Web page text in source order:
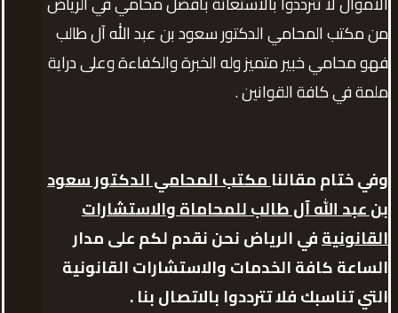
من مكتب المحامي الدكتور سعود بن عبد الله آل طالب
فهو محامي خبير متميز وله الخبرة والكفاءة وعلى دراية
ملمة في كافة القوانين .
وفي ختام مقالنامكتب المحامي الدكتور سعود
بن عبد الله آل طالب للمحاماة والاستشارات
القانونيةفي الرياض نحن نقدم لكم على مدار
الساعة كافة الخدمات والاستشارات القانونية
التي تناسبك فلا تترددوا بالاتصال بنا .